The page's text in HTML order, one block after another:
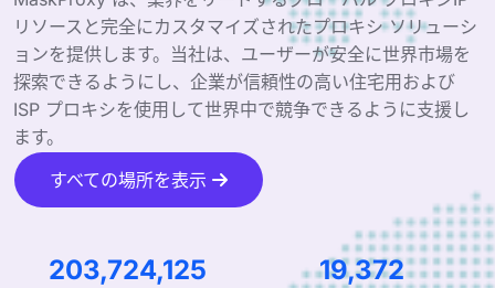
リソースと完全にカスタマイズされたプロキシ ソリューシ
ョンを提供します。当社は、ユーザーが安全に世界市場を
探索できるようにし、企業が信頼性の高い住宅用および
ISP プロキシを使用して世界中で競争できるように支援し
ます。
すべての場所を表示
314,389,083 30,108